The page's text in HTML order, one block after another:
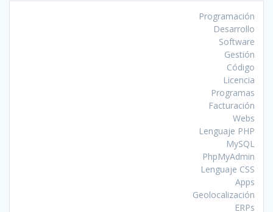
Programación
Desarrollo
Software
Gestión
Código
Licencia
Programas
Facturación
Webs
Lenguaje PHP
MySQL
PhpMyAdmin
Lenguaje CSS
Apps
Geolocalización
ERPs